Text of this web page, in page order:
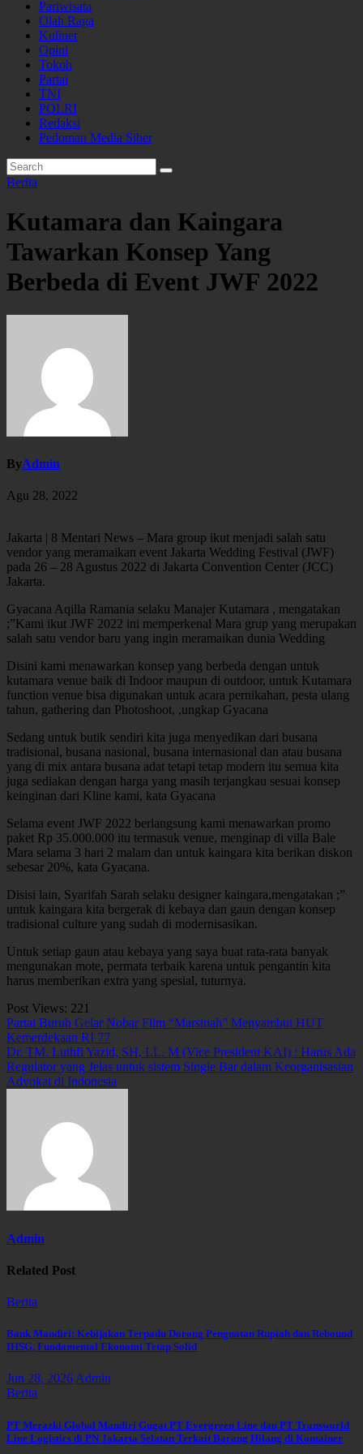
Pariwisata
Olah Raga
Kuliner
Opini
Tokoh
Partai
TNI
POLRI
Redaksi
Pedoman Media Siber
Berita
Kutamara dan Kaingara
Tawarkan Konsep Yang
Berbeda di Event JWF 2022
ByAdmin
Agu 28, 2022
Jakarta | 8 Mentari News – Mara group ikut menjadi salah satu
vendor yang meramaikan event Jakarta Wedding Festival (JWF)
pada 26 – 28 Agustus 2022 di Jakarta Convention Center (JCC)
Jakarta.
Gyacana Aqilla Ramania selaku Manajer Kutamara , mengatakan
;”Kami ikut JWF 2022 ini memperkenal Mara grup yang merupakan
salah satu vendor baru yang ingin meramaikan dunia Wedding
Disini kami menawarkan konsep yang berbeda dengan untuk
kutamara venue baik di Indoor maupun di outdoor, untuk Kutamara
function venue bisa digunakan untuk acara pernikahan, pesta ulang
tahun, gathering dan Photoshoot, ,ungkap Gyacana
Sedang untuk butik sendiri kita juga menyedikan dari busana
tradisional, busana nasional, busana internasional dan atau busana
yang di mix antara busana adat tetapi tetap modern itu semua kita
juga sediakan dengan harga yang masih terjangkau sesuai konsep
keinginan dari Kline kami, kata Gyacana
Selama event JWF 2022 berlangsung kami menawarkan promo
paket Rp 35.000.000 itu termasuk venue, menginap di villa Bale
Mara selama 3 hari 2 malam dan untuk kaingara kita berikan diskon
sebesar 20%, kata Gyacana.
Disisi lain, Syarifah Sarah selaku designer kaingara,mengatakan ;”
untuk kaingara kita bergerak di kebaya dan gaun dengan konsep
tradisional culture yang sudah di modernisasikan.
Untuk setiap gaun atau kebaya yang saya buat rata-rata banyak
mengunakan mote, permata terbaik karena untuk pengantin kita
harus memberikan extra yang spesial, tuturnya.
Post Views: 221
Navigasi
pos
Partai Buruh Gelar Nobar Film “Marsinah” Menyambut HUT
Kemerdekaan RI 77
Dr. TM. Luthfi Yazid, SH, LL. M (Vice President KAI) : Harus Ada
Regulator yang Jelas untuk sistem Single Bar dalam Keorganisasian
Advokat di Indonesia
Admin
Related Post
Berita
Bank Mandiri: Kebijakan Terpadu Dorong Penguatan Rupiah dan Rebound
IHSG, Fundamental Ekonomi Tetap Solid
Jun 28, 2026Admin
Berita
PT Merazki Global Mandiri Gugat PT Evergreen Line dan PT Transworld
Line Logistics di PN Jakarta Selatan Terkait Barang Hilang di Kontainer